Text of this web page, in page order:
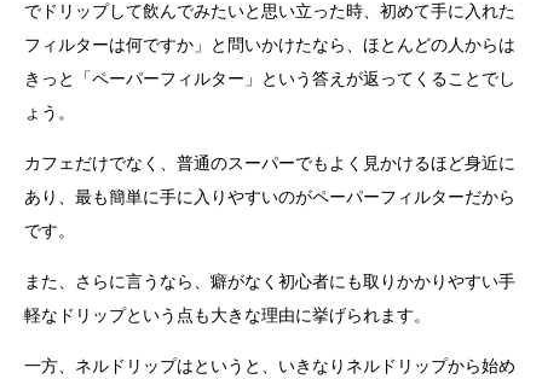
でドリップして飲んでみたいと思い立った時、初めて手に入れた
フィルターは何ですか」と問いかけたなら、ほとんどの人からは
きっと「ペーパーフィルター」という答えが返ってくることでし
ょう。
カフェだけでなく、普通のスーパーでもよく見かけるほど身近に
あり、最も簡単に手に入りやすいのがペーパーフィルターだから
です。
また、さらに言うなら、癖がなく初心者にも取りかかりやすい手
軽なドリップという点も大きな理由に挙げられます。
一方、ネルドリップはというと、いきなりネルドリップから始め